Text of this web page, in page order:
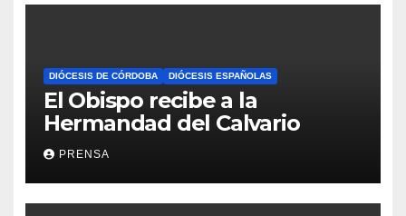
DIÓCESIS DE CÓRDOBA DIÓCESIS ESPAÑOLAS
El Obispo recibe a la
Hermandad del Calvario
PRENSA